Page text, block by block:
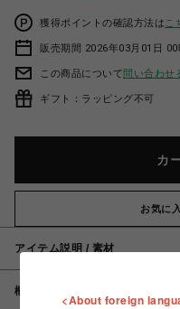
獲得ポイントの確認方法は こ
販売期間 2026年03月01日
この商品について問い合わせ
ギフト：ラッピング不可
カ
お気に
アイテム説明 / 素材
概要
<About foreign